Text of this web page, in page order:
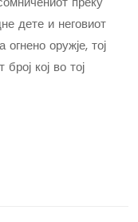
дете и неговиот
оружје, тој
кој во тој